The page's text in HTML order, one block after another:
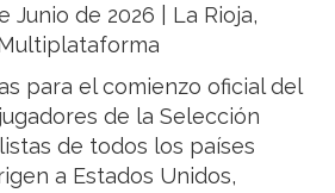
Junio de 2026 | La Rioja,
para el comienzo oficial del
de la Selección
de todos los países
a Estados Unidos,